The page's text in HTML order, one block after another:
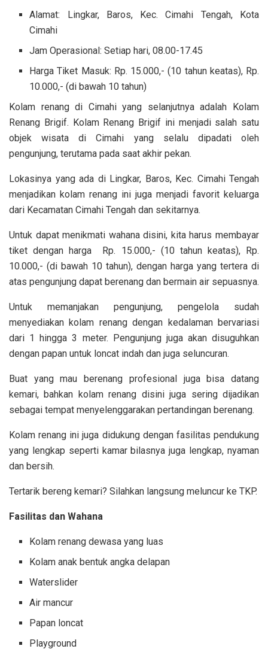
Alamat: Lingkar, Baros, Kec. Cimahi Tengah, Kota
Cimahi
Jam Operasional: Setiap hari, 08.00-17.45
Harga Tiket Masuk: Rp. 15.000,- (10 tahun keatas), Rp.
10.000,- (di bawah 10 tahun)
Kolam renang di Cimahi yang selanjutnya adalah Kolam
Renang Brigif. Kolam Renang Brigif ini menjadi salah satu
objek wisata di Cimahi yang selalu dipadati oleh
pengunjung, terutama pada saat akhir pekan.
Lokasinya yang ada di Lingkar, Baros, Kec. Cimahi Tengah
menjadikan kolam renang ini juga menjadi favorit keluarga
dari Kecamatan Cimahi Tengah dan sekitarnya.
Untuk dapat menikmati wahana disini, kita harus membayar
tiket dengan harga Rp. 15.000,- (10 tahun keatas), Rp.
10.000,- (di bawah 10 tahun), dengan harga yang tertera di
atas pengunjung dapat berenang dan bermain air sepuasnya.
Untuk memanjakan pengunjung, pengelola sudah
menyediakan kolam renang dengan kedalaman bervariasi
dari 1 hingga 3 meter. Pengunjung juga akan disuguhkan
dengan papan untuk loncat indah dan juga seluncuran.
Buat yang mau berenang profesional juga bisa datang
kemari, bahkan kolam renang disini juga sering dijadikan
sebagai tempat menyelenggarakan pertandingan berenang.
Kolam renang ini juga didukung dengan fasilitas pendukung
yang lengkap seperti kamar bilasnya juga lengkap, nyaman
dan bersih.
Tertarik bereng kemari? Silahkan langsung meluncur ke TKP.
Fasilitas dan Wahana
Kolam renang dewasa yang luas
Kolam anak bentuk angka delapan
Waterslider
Air mancur
Papan loncat
Playground